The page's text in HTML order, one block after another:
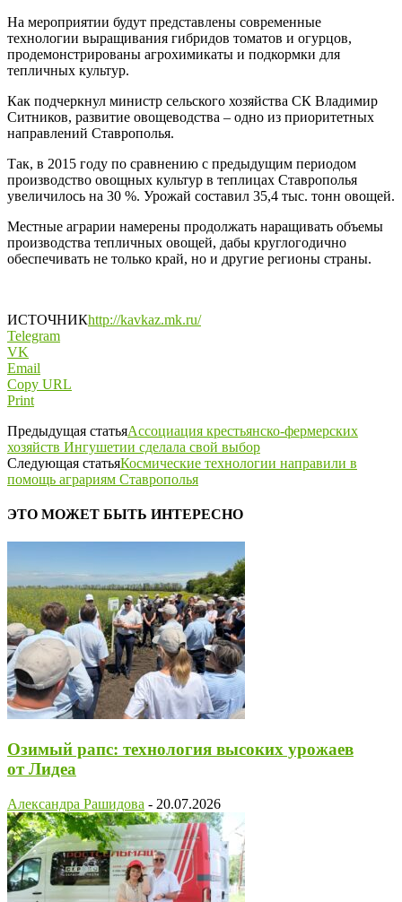
На мероприятии будут представлены современные
технологии выращивания гибридов томатов и огурцов,
продемонстрированы агрохимикаты и подкормки для
тепличных культур.
Как подчеркнул министр сельского хозяйства СК Владимир
Ситников, развитие овощеводства – одно из приоритетных
направлений Ставрополья.
Так, в 2015 году по сравнению с предыдущим периодом
производство овощных культур в теплицах Ставрополья
увеличилось на 30 %. Урожай составил 35,4 тыс. тонн овощей.
Местные аграрии намерены продолжать наращивать объемы
производства тепличных овощей, дабы круглогодично
обеспечивать не только край, но и другие регионы страны.
ИСТОЧНИКhttp://kavkaz.mk.ru/
Telegram
VK
Email
Copy URL
Print
Предыдущая статьяАссоциация крестьянско-фермерских
хозяйств Ингушетии сделала свой выбор
Следующая статьяКосмические технологии направили в
помощь аграриям Ставрополья
ЭТО МОЖЕТ БЫТЬ ИНТЕРЕСНО
Озимый рапс: технология высоких урожаев
от Лидеа
Александра Рашидова - 20.07.2026